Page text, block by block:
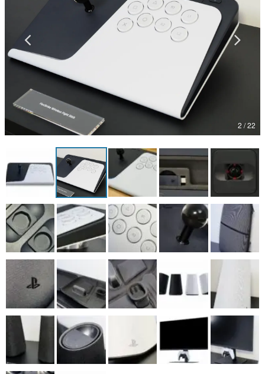
ゲームが変えた日本語
「経験値」「裏技」「ラスボス」… ゲームにまつわる言葉
の起源や用法の変遷を、コンピューター文化史研究家・タ
イニーP氏が徹底調査。
カテゴリ
特集記事
マンガ
アプリレビュー
その他
電ファミニコゲーマーとは？
運営：株式会社マレ
2 / 22